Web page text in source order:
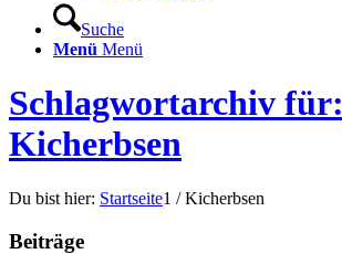
Suche
Menü Menü
Schlagwortarchiv für:
Kicherbsen
Du bist hier: Startseite1 / Kicherbsen
Beiträge